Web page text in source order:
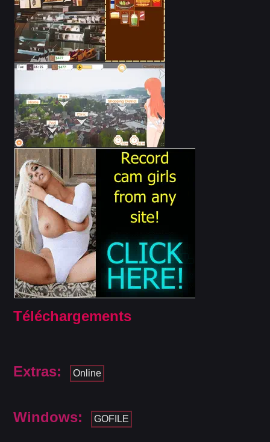
Téléchargements
Extras: Online
Windows: GOFILE